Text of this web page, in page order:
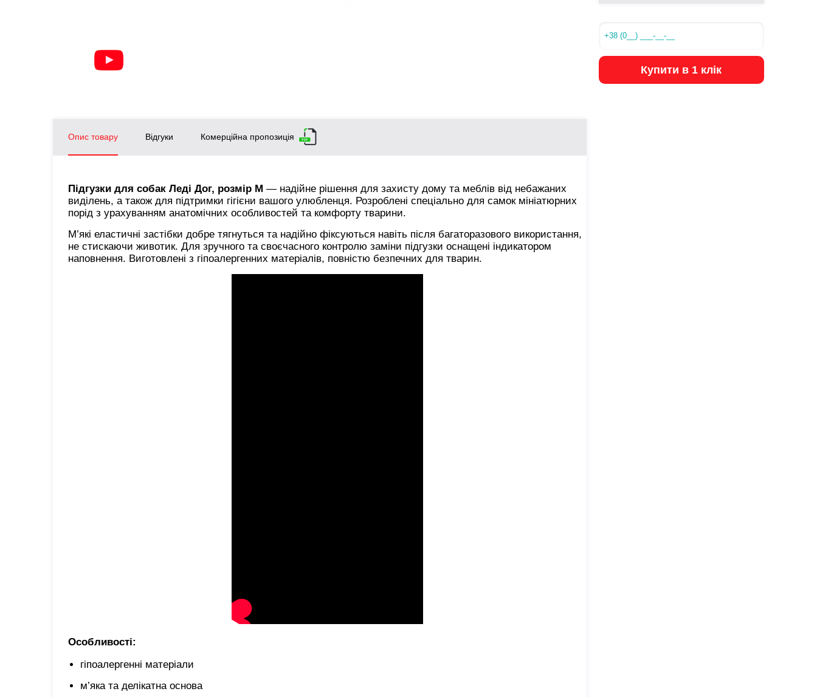
Опис товару Відгуки Комерційна пропозиція
Підгузки для собак Леді Дог, розмір M — надійне рішення для захисту дому та меблів від небажаних
виділень, а також для підтримки гігієни вашого улюбленця. Розроблені спеціально для самок мініатюрних
порід з урахуванням анатомічних особливостей та комфорту тварини.
М’які еластичні застібки добре тягнуться та надійно фіксуються навіть після багаторазового використання,
не стискаючи животик. Для зручного та своєчасного контролю заміни підгузки оснащені індикатором
наповнення. Виготовлені з гіпоалергенних матеріалів, повністю безпечних для тварин.
Особливості:
гіпоалергенні матеріали
м’яка та делікатна основа
Купити в 1 клік